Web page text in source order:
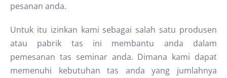
pesanan anda.
Untuk itu izinkan kami sebagai salah satu produsen
atau pabrik tas ini membantu anda dalam
pemesanan tas seminar anda. Dimana kami dapat
memenuhi kebutuhan tas anda yang jumlahnya